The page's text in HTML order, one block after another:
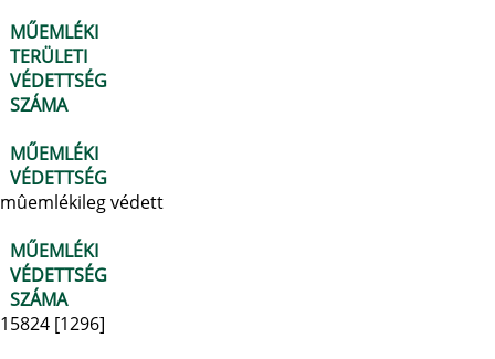
MŰEMLÉKI
TERÜLETI
VÉDETTSÉG
SZÁMA
MŰEMLÉKI
VÉDETTSÉG
mûemlékileg védett
MŰEMLÉKI
VÉDETTSÉG
SZÁMA
15824 [1296]